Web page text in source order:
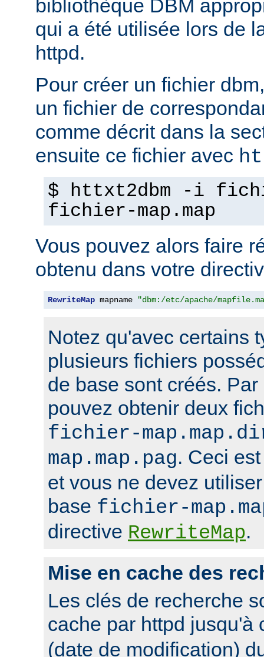
bibliothèque DBM
qui a été utilisée lors de
httpd.
Pour créer un fichier
un fichier de
comme décrit dans la
ensuite ce fichier avec
$ httxt2dbm -i
fichier-map.map
Vous pouvez alors faire
obtenu dans votre
RewriteMap mapname "dbm:/etc/apache/
Notez qu'avec certains
plusieurs fichiers
de base sont créés.
pouvez obtenir deux
fichier-
map.map.pag. Ceci
et vous ne devez
base fichier-
directive RewriteMap.
Mise en cache des
Les clés de recherche
cache par httpd jusqu'à
(date de modification)